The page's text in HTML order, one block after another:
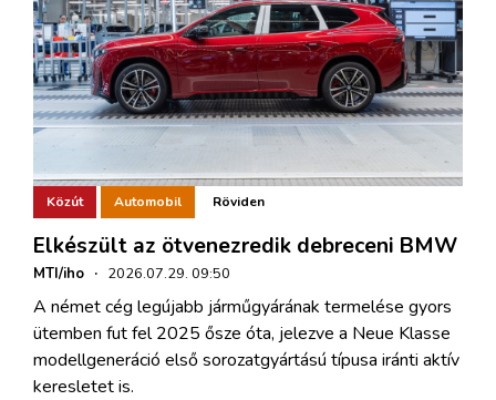
Közút Automobil Röviden
Elkészült az ötvenezredik debreceni BMW
MTI/iho · 2026.07.29. 09:50
A német cég legújabb járműgyárának termelése gyors
ütemben fut fel 2025 ősze óta, jelezve a Neue Klasse
modellgeneráció első sorozatgyártású típusa iránti aktív
keresletet is.